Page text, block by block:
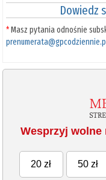
Dowiedz
*Masz pytania odnośnie
Wesprzyj wolne
20 zł 50 zł